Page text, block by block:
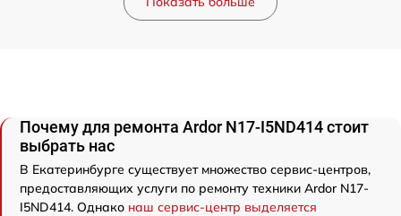
Почему для ремонта Ardor N17-I5ND414 стоит
выбрать нас
В Екатеринбурге существует множество сервис-центров,
предоставляющих услуги по ремонту техники Ardor N17-
I5ND414. Однако наш сервис-центр выделяется